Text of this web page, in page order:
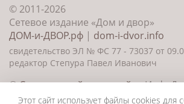
© 2011-2026
Сетевое издание «Дом и двор»
ДОМ-и-ДВОР.рф | dom-i-dvor.info
свидетельство ЭЛ № ФС 77 - 73037 от
редактор Степура Павел Иванович
©Создание сайта и дизайн
2026
Этот сайт использует файлы cookies для